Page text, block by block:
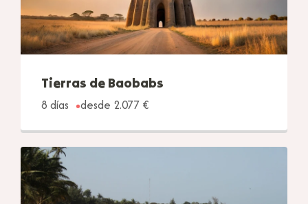
Tierras de Baobabs
8 días
desde 2.077 €